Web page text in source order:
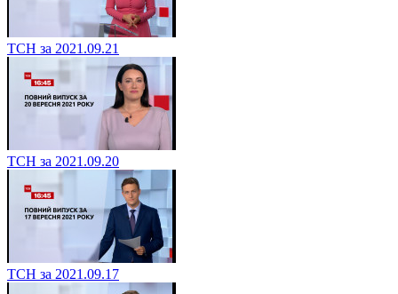
ТСН за 2021.09.21
ТСН за 2021.09.20
ТСН за 2021.09.17